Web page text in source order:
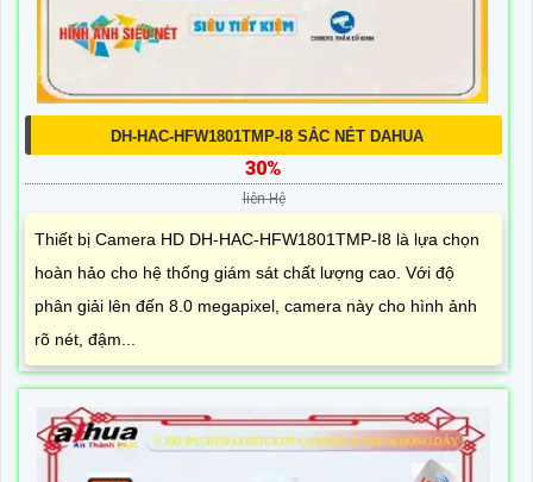
DH-HAC-HFW1801TMP-I8 SẮC NÉT DAHUA
30%
liên Hệ
Thiết bị Camera HD DH-HAC-HFW1801TMP-I8 là lựa chọn
hoàn hảo cho hệ thống giám sát chất lượng cao. Với độ
phân giải lên đến 8.0 megapixel, camera này cho hình ảnh
rõ nét, đậm...